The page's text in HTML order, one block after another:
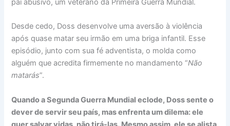
pai abusivo, um veterano da Primeira Guerra Mundial.
Desde cedo, Doss desenvolve uma aversão à violência
após quase matar seu irmão em uma briga infantil. Esse
episódio, junto com sua fé adventista, o molda como
alguém que acredita firmemente no mandamento “Não
matarás”.
Quando a Segunda Guerra Mundial eclode, Doss sente o
dever de servir seu país, mas enfrenta um dilema: ele